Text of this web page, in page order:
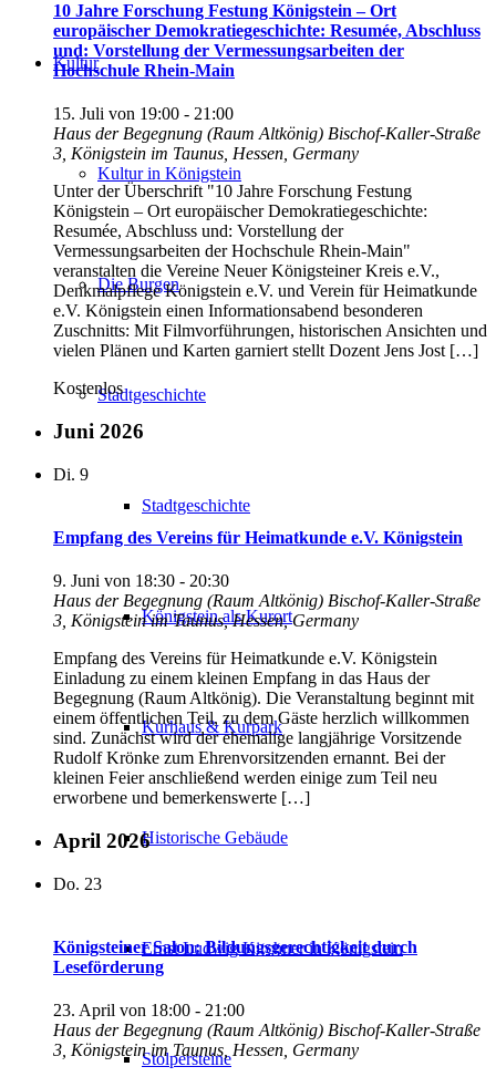
Kultur
Kultur in Königstein
Die Burgen
Stadtgeschichte
Stadtgeschichte
Königstein als Kurort
Kurhaus & Kurpark
Historische Gebäude
Ernst Ludwig Kirchner in Königstein
Stolpersteine
10 Jahre Forschung Festung Königstein – Ort
europäischer Demokratiegeschichte: Resumée, Abschluss
und: Vorstellung der Vermessungsarbeiten der
Hochschule Rhein-Main
15. Juli von 19:00 - 21:00
Haus der Begegnung (Raum Altkönig) Bischof-Kaller-Straße
3, Königstein im Taunus, Hessen, Germany
Unter der Überschrift "10 Jahre Forschung Festung
Königstein – Ort europäischer Demokratiegeschichte:
Resumée, Abschluss und: Vorstellung der
Vermessungsarbeiten der Hochschule Rhein-Main"
veranstalten die Vereine Neuer Königsteiner Kreis e.V.,
Denkmalpflege Königstein e.V. und Verein für Heimatkunde
e.V. Königstein einen Informationsabend besonderen
Zuschnitts: Mit Filmvorführungen, historischen Ansichten und
vielen Plänen und Karten garniert stellt Dozent Jens Jost […]
Kostenlos
Juni 2026
Di. 9
Empfang des Vereins für Heimatkunde e.V. Königstein
9. Juni von 18:30 - 20:30
Haus der Begegnung (Raum Altkönig) Bischof-Kaller-Straße
3, Königstein im Taunus, Hessen, Germany
Empfang des Vereins für Heimatkunde e.V. Königstein
Einladung zu einem kleinen Empfang in das Haus der
Begegnung (Raum Altkönig). Die Veranstaltung beginnt mit
einem öffentlichen Teil, zu dem Gäste herzlich willkommen
sind. Zunächst wird der ehemalige langjährige Vorsitzende
Rudolf Krönke zum Ehrenvorsitzenden ernannt. Bei der
kleinen Feier anschließend werden einige zum Teil neu
erworbene und bemerkenswerte […]
April 2026
Do. 23
Königsteiner Salon: Bildungsgerechtigkeit durch
Leseförderung
23. April von 18:00 - 21:00
Haus der Begegnung (Raum Altkönig) Bischof-Kaller-Straße
3, Königstein im Taunus, Hessen, Germany